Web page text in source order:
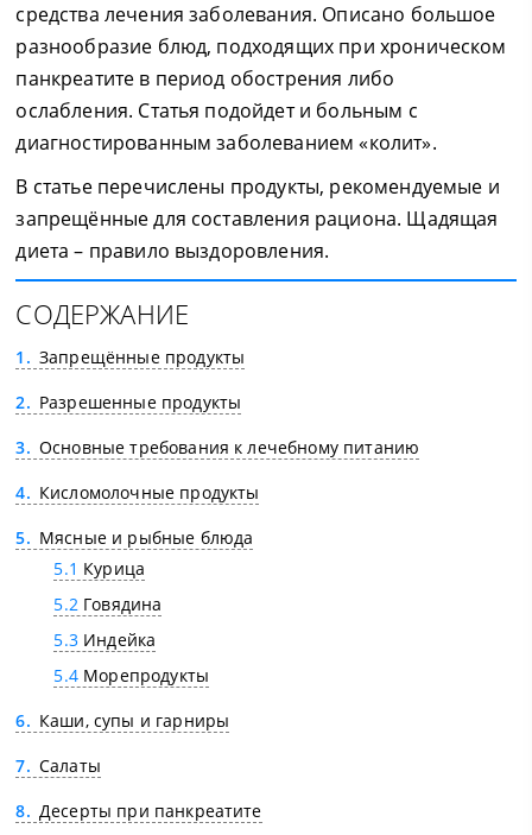
средства лечения заболевания. Описано большое
разнообразие блюд, подходящих при хроническом
панкреатите в период обострения либо
ослабления. Статья подойдет и больным с
диагностированным заболеванием «колит».
В статье перечислены продукты, рекомендуемые и
запрещённые для составления рациона. Щадящая
диета – правило выздоровления.
СОДЕРЖАНИЕ
1
Запрещённые продукты
2
Разрешенные продукты
3
Основные требования к лечебному питанию
4
Кисломолочные продукты
5
Мясные и рыбные блюда
5.1 Курица
5.2Говядина
5.3Индейка
5.4Морепродукты
6
Каши, супы и гарниры
7
Салаты
8
Десерты при панкреатите